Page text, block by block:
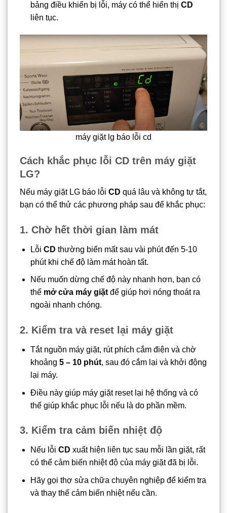
bảng điều khiển bị lỗi, máy có thể hiển thị CD
liên tục.
máy giặt lg báo lỗi cd
Cách khắc phục lỗi CD trên máy giặt
LG?
Nếu máy giặt LG báo lỗi CD quá lâu và không tự tắt,
bạn có thể thử các phương pháp sau để khắc phục:
1. Chờ hết thời gian làm mát
Lỗi CD thường biến mất sau vài phút đến 5-10
phút khi chế độ làm mát hoàn tất.
Nếu muốn dừng chế độ này nhanh hơn, bạn có
thể mở cửa máy giặtđể giúp hơi nóng thoát ra
ngoài nhanh chóng.
2. Kiểm tra và reset lại máy giặt
Tắt nguồn máy giặt, rút phích cắm điện và chờ
khoảng 5 – 10 phút, sau đó cắm lại và khởi động
lại máy.
Điều này giúp máy giặt reset lại hệ thống và có
thể giúp khắc phục lỗi nếu là do phần mềm.
3. Kiểm tra cảm biến nhiệt độ
Nếu lỗi CD xuất hiện liên tục sau mỗi lần giặt, rất
có thể cảm biến nhiệt độ của máy giặt đã bị lỗi.
Hãy gọi thợ sửa chữa chuyên nghiệp để kiểm tra
và thay thế cảm biến nhiệt nếu cần.